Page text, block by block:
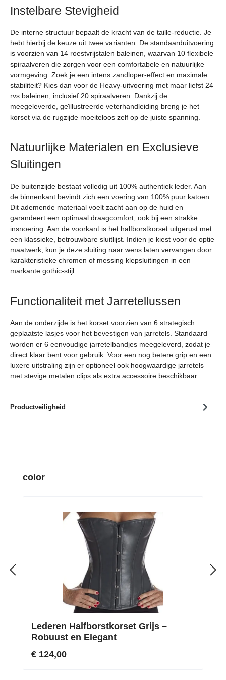
Productveiligheid
Instelbare Stevigheid
De interne structuur bepaalt de kracht van de taille-reductie. Je
hebt hierbij de keuze uit twee varianten. De standaarduitvoering
is voorzien van 14 roestvrijstalen baleinen, waarvan 10 flexibele
spiraalveren die zorgen voor een comfortabele en natuurlijke
vormgeving. Zoek je een intens zandloper-effect en maximale
stabiliteit? Kies dan voor de Heavy-uitvoering met maar liefst 24
rvs baleinen, inclusief 20 spiraalveren. Dankzij de
meegeleverde, geïllustreerde veterhandleiding breng je het
korset via de rugzijde moeiteloos zelf op de juiste spanning.
Natuurlijke Materialen en Exclusieve
Sluitingen
De buitenzijde bestaat volledig uit 100% authentiek leder. Aan
de binnenkant bevindt zich een voering van 100% puur katoen.
Dit ademende materiaal voelt zacht aan op de huid en
garandeert een optimaal draagcomfort, ook bij een strakke
insnoering. Aan de voorkant is het halfborstkorset uitgerust met
een klassieke, betrouwbare sluitlijst. Indien je kiest voor de optie
maatwerk, kun je deze sluiting naar wens laten vervangen door
karakteristieke chromen of messing klepsluitingen in een
markante gothic-stijl.
Functionaliteit met Jarretellussen
Aan de onderzijde is het korset voorzien van 6 strategisch
geplaatste lasjes voor het bevestigen van jarretels. Standaard
worden er 6 eenvoudige jarretelbandjes meegeleverd, zodat je
direct klaar bent voor gebruik. Voor een nog betere grip en een
luxere uitstraling zijn er optioneel ook hoogwaardige jarretels
met stevige metalen clips als extra accessoire beschikbaar.
Productgalerij overslaan
color
Lederen Halfborstkorset Grijs –
Robuust en Elegant
€ 124,00